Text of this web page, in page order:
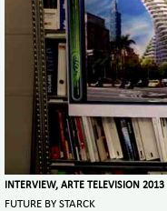
INTERVIEW, ARTE TELEVISION 2013
FUTURE BY STARCK